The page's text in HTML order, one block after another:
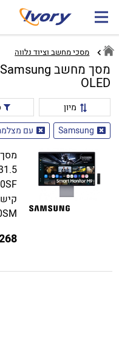
מסכי מחשב וציוד נלווה
OLED
מיון
Samsung
עם